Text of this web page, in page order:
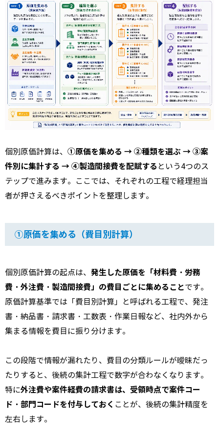
個別原価計算は、 ①原価を集める → ②種類を選ぶ → ③案
件別に集計する → ④製造間接費を配賦する という4つのス
テップで進みます。ここでは、それぞれの工程で経理担当
者が押さえるべきポイントを整理します。
①原価を集める（費目別計算）
個別原価計算の起点は、 発生した原価を「材料費・労務
費・外注費・製造間接費」の費目ごとに集めることです。
原価計算基準では「費目別計算」と呼ばれる工程で、発注
書・納品書・請求書・工数表・作業日報など、社内外から
集まる情報を費目に振り分けます。
この段階で情報が漏れたり、費目の分類ルールが曖昧だっ
たりすると、後続の集計工程で数字が合わなくなります。
特に外注費や案件経費の請求書は、受領時点で案件コー
ド・部門コードを付与しておく ことが、後続の集計精度を
左右します。